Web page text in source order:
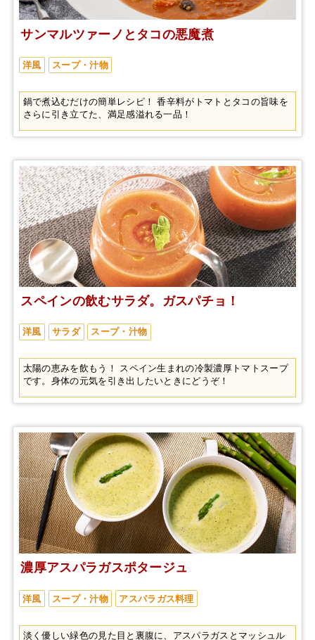
サンマルツァーノとタコの悪魔煮
洋風 スープ・汁物
鍋で煮込むだけの簡単レシピ！ 香辛料がトマトとタコの旨味を
さらに引き立てた、満足感溢れる一品！
スペインの飲むサラダ。ガスパチョ！
洋風 サラダ スープ・汁物
太陽の恵みを飲もう！ スペイン生まれの冷製濃厚トマトスープ
です。身体の元気を引き出したいときにどうぞ！
濃厚アスパラガスポタージュ
洋風 スープ・汁物 アスパラガス料理
淡く優しい緑色の見た目と裏腹に、アスパラガスとマッシュル